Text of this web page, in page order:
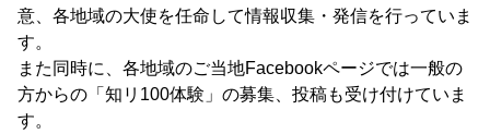
意、各地域の大使を任命して情報収集・発信を行っていま
す。
また同時に、各地域のご当地Facebookページでは一般の
方からの「知リ100体験」の募集、投稿も受け付けていま
す。